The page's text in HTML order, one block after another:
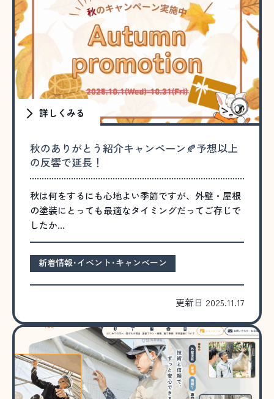
秋のありがとう紹介キャンペーン🍂予想以上
の反響で延長！
秋は何をするにも心地よい季節ですが、外壁・屋根
の塗装にとっても最適なタイミングだってご存じで
したか…
新着情報･イベント･キャンペーン
更新日 2025.11.17
詳しくみる